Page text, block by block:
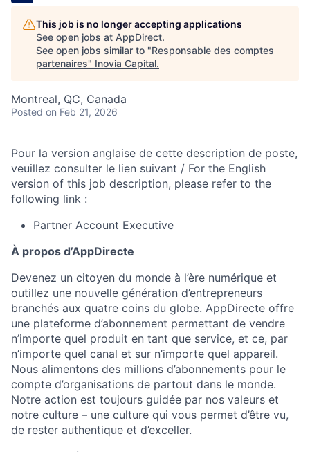
This job is no longer accepting applications
See open jobs at AppDirect.
See open jobs similar to "Responsable des comptes
partenaires" Inovia Capital.
Montreal, QC, Canada
Posted on Feb 21, 2026
Pour la version anglaise de cette description de poste,
veuillez consulter le lien suivant / For the English
version of this job description, please refer to the
following link :
Partner Account Executive
À propos d’AppDirecte
Devenez un citoyen du monde à l’ère numérique et
outillez une nouvelle génération d’entrepreneurs
branchés aux quatre coins du globe. AppDirecte offre
une plateforme d’abonnement permettant de vendre
n’importe quel produit en tant que service, et ce, par
n’importe quel canal et sur n’importe quel appareil.
Nous alimentons des millions d’abonnements pour le
compte d’organisations de partout dans le monde.
Notre action est toujours guidée par nos valeurs et
notre culture – une culture qui vous permet d’être vu,
de rester authentique et d’exceller.